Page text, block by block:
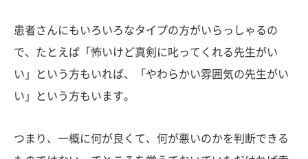
患者さんにもいろいろなタイプの方がいらっしゃるの
で、たとえば「怖いけど真剣に叱ってくれる先生がい
い」という方もいれば、「やわらかい雰囲気の先生がい
い」という方もいます。
つまり、一概に何が良くて、何が悪いのかを判断できる